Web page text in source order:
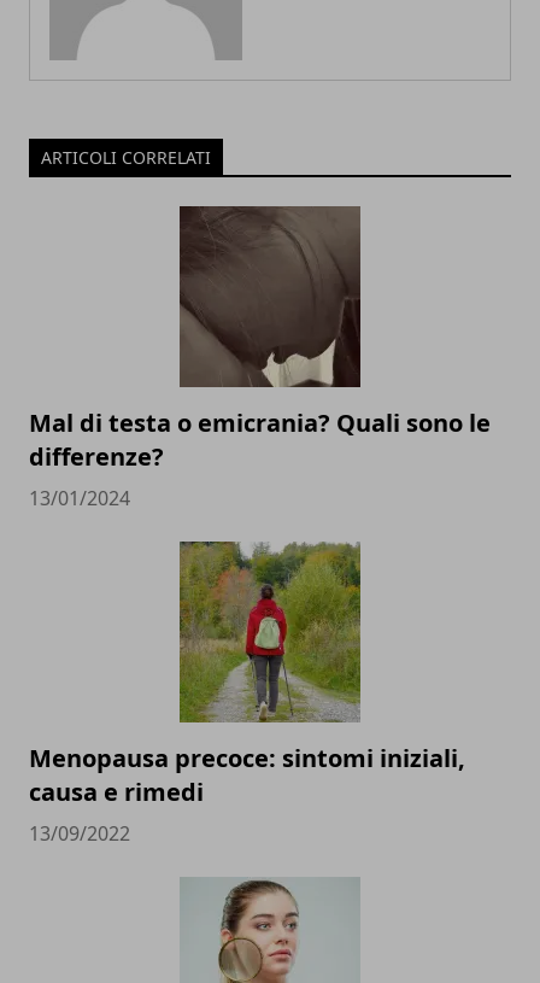
ARTICOLI CORRELATI
Mal di testa o emicrania? Quali sono le
differenze?
13/01/2024
Menopausa precoce: sintomi iniziali,
causa e rimedi
13/09/2022